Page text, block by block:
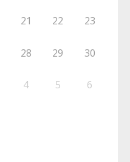
21 22 23
28 29 30
4 5 6